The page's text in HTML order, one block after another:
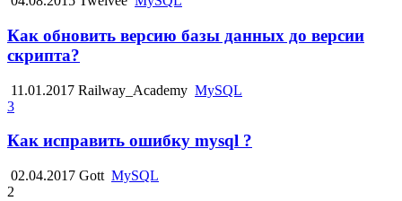
Как обновить версию базы данных до версии
скрипта?
11.01.2017 Railway_Academy MySQL
3
Как исправить ошибку mysql ?
02.04.2017 Gott MySQL
2